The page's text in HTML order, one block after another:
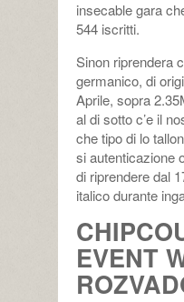
insecable gara
544 iscritti.
Sinon riprendera
germanico, di
Aprile, sopra
al di sotto c’e il
che tipo di lo
si autenticazione
di riprendere dal
italico durante
EVENT